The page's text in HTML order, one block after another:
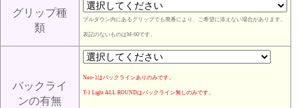
グリップ種
類
プルダウン内にあるグリップでも廃番により、ご希望に添えない場合があります。
表記のないものはM-60です。
バックライ
ンの有無
Neo-1はバックラインありのみです。
T-1 Light ALL ROUNDはバックライン無しのみです。